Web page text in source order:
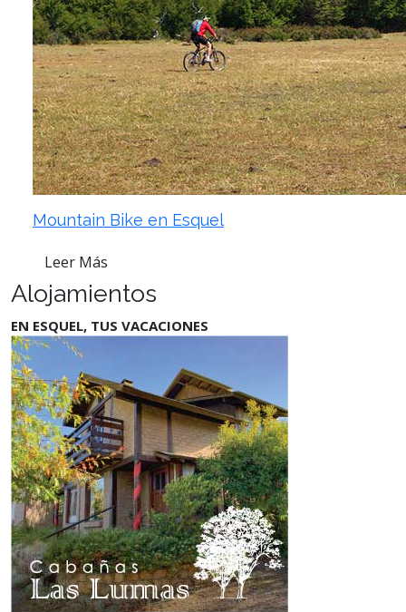
Mountain Bike en Esquel
Leer Más
Alojamientos
EN ESQUEL, TUS VACACIONES